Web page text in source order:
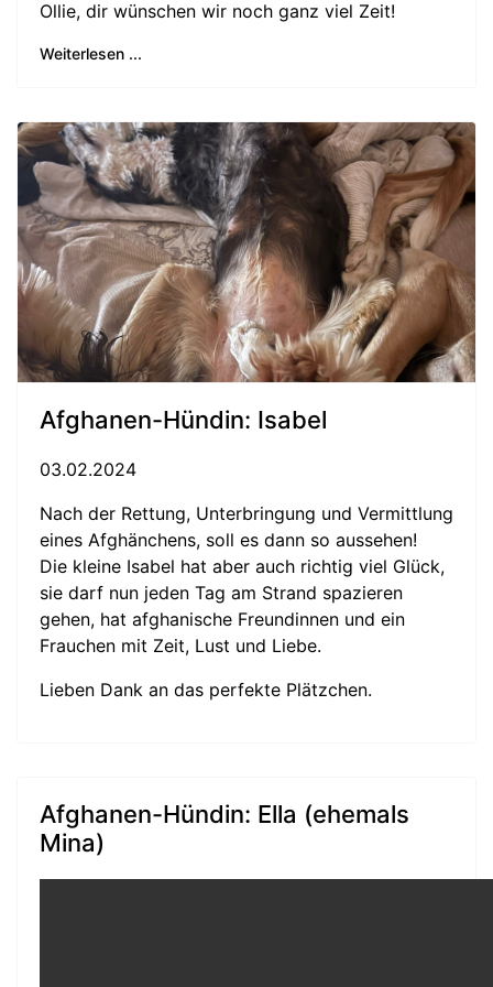
Ollie, dir wünschen wir noch ganz viel Zeit!
Weiterlesen ...
Afghanen-Hündin: Isabel
03.02.2024
Nach der Rettung, Unterbringung und Vermittlung
eines Afghänchens, soll es dann so aussehen!
Die kleine Isabel hat aber auch richtig viel Glück,
sie darf nun jeden Tag am Strand spazieren
gehen, hat afghanische Freundinnen und ein
Frauchen mit Zeit, Lust und Liebe.
Lieben Dank an das perfekte Plätzchen.
Afghanen-Hündin: Ella (ehemals
Mina)